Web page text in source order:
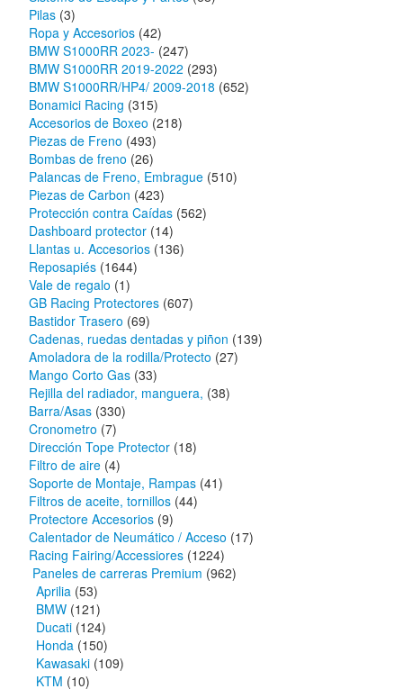
Pilas (3)
Ropa y Accesorios (42)
BMW S1000RR 2023- (247)
BMW S1000RR 2019-2022 (293)
BMW S1000RR/HP4/ 2009-2018 (652)
Bonamici Racing (315)
Accesorios de Boxeo (218)
Piezas de Freno (493)
Bombas de freno (26)
Palancas de Freno, Embrague (510)
Piezas de Carbon (423)
Protección contra Caídas (562)
Dashboard protector (14)
Llantas u. Accesorios (136)
Reposapiés (1644)
Vale de regalo (1)
GB Racing Protectores (607)
Bastidor Trasero (69)
Cadenas, ruedas dentadas y piñon (139)
Amoladora de la rodilla/Protecto (27)
Mango Corto Gas (33)
Rejilla del radiador, manguera, (38)
Barra/Asas (330)
Cronometro (7)
Dirección Tope Protector (18)
Filtro de aire (4)
Soporte de Montaje, Rampas (41)
Filtros de aceite, tornillos (44)
Protectore Accesorios (9)
Calentador de Neumático / Acceso (17)
Racing Fairing/Accessiores (1224)
Paneles de carreras Premium (962)
Aprilia (53)
BMW (121)
Ducati (124)
Honda (150)
Kawasaki (109)
KTM (10)